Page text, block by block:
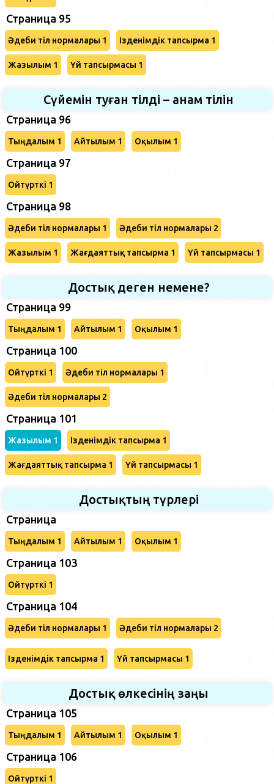
Страница 95
Әдеби тіл нормалары 1 Ізденімдік тапсырма 1
Жазылым 1 Үй тапсырмасы 1
Сүйемін туған тілді – анам тілін
Страница 96
Тыңдалым 1 Айтылым 1 Оқылым 1
Страница 97
Ойтүрткі 1
Страница 98
Әдеби тіл нормалары 1 Әдеби тіл нормалары 2
Жазылым 1 Жағдаяттық тапсырма 1 Үй тапсырмасы 1
Достық деген немене?
Страница 99
Тыңдалым 1 Айтылым 1 Оқылым 1
Страница 100
Ойтүрткі 1 Әдеби тіл нормалары 1
Әдеби тіл нормалары 2
Страница 101
Жазылым 1 Ізденімдік тапсырма 1
Жағдаяттық тапсырма 1 Үй тапсырмасы 1
Достықтың түрлері
Страница
Тыңдалым 1 Айтылым 1 Оқылым 1
Страница 103
Ойтүрткі 1
Страница 104
Әдеби тіл нормалары 1 Әдеби тіл нормалары 2
Ізденімдік тапсырма 1 Үй тапсырмасы 1
Достық өлкесінің заңы
Страница 105
Тыңдалым 1 Айтылым 1 Оқылым 1
Страница 106
Ойтүрткі 1